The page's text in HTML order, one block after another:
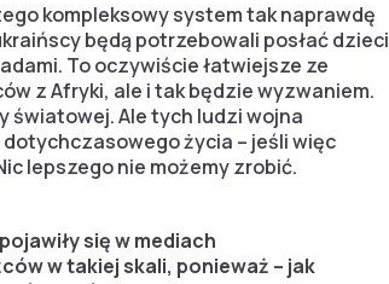
kompleksowy system tak naprawdę
będą potrzebowali posłać dzieci
To oczywiście łatwiejsze ze
z Afryki, ale i tak będzie wyzwaniem.
światowej. Ale tych ludzi wojna
życia – jeśli więc
lepszego nie możemy zrobić.
się w mediach
w takiej skali, ponieważ – jak